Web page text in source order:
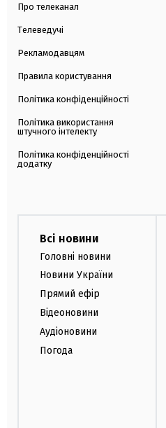
Про телеканал
Телеведучі
Рекламодавцям
Правила користування
Політика конфіденційності
Політика використання
штучного інтелекту
Політика конфіденційності
додатку
Всі новини
Головні новини
Новини України
Прямий ефір
Відеоновини
Аудіоновини
Погода